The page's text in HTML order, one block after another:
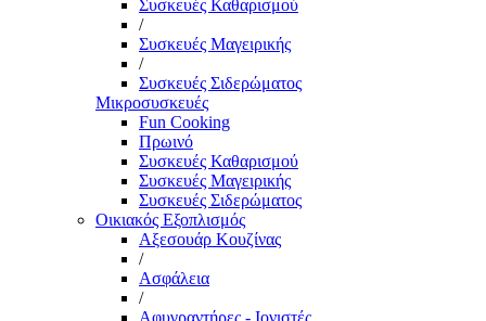
Συσκευές Καθαρισμού
/
Συσκευές Μαγειρικής
/
Συσκευές Σιδερώματος
Μικροσυσκευές
Fun Cooking
Πρωινό
Συσκευές Καθαρισμού
Συσκευές Μαγειρικής
Συσκευές Σιδερώματος
Οικιακός Εξοπλισμός
Αξεσουάρ Κουζίνας
/
Ασφάλεια
/
Αφυγραντήρες - Ιονιστές